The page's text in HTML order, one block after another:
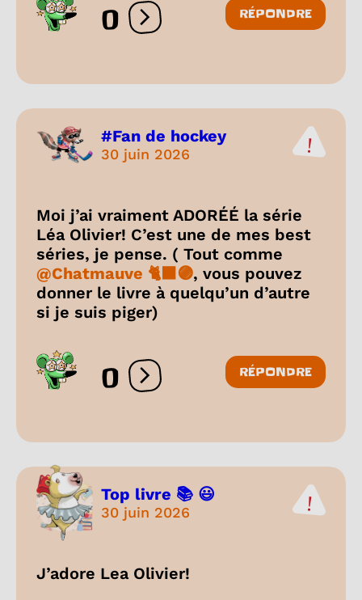
0 Ouvrir les réactions
RÉPONDRE
#Fan de hockey
30 juin 2026
Moi j’ai vraiment ADORÉÉ la série
Léa Olivier! C’est une de mes best
séries, je pense. ( Tout comme
@Chatmauve 🐈‍⬛🟣, vous pouvez
donner le livre à quelqu’un d’autre
si je suis piger)
0 Ouvrir les réactions
RÉPONDRE
Top livre 📚 😃
30 juin 2026
J’adore Lea Olivier!